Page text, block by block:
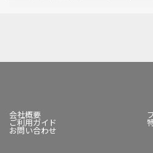
会社概要
ご利用ガイド
お問い合わせ